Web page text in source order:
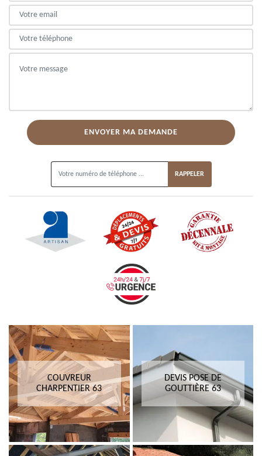
COUVREUR
CHARPENTIER 63
DEVIS POSE DE
GOUTTIÈRE 63